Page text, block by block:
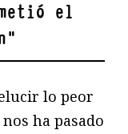
el
"
lo peor
ha pasado